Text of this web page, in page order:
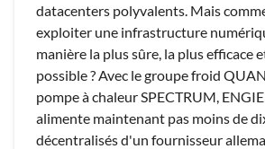
datacenters polyvalents. Mais
exploiter une infrastructure
manière la plus sûre, la plus efficace
possible ? Avec le groupe froid
pompe à chaleur SPECTRUM,
alimente maintenant pas moins de
décentralisés d'un fournisseur